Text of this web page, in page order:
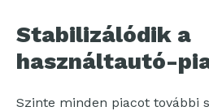
Stabilizálódik a
használtautó-
Szinte minden piacot további